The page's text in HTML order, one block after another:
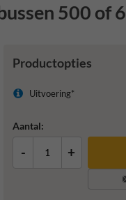
500 of
Productopties
Uitvoering*
Aantal:
- +